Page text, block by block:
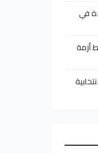
في
أزمة